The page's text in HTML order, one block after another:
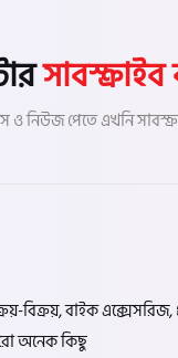
ও নিউজ পেতে এখনি
বিক্রয়, বাইক
অনেক কিছু